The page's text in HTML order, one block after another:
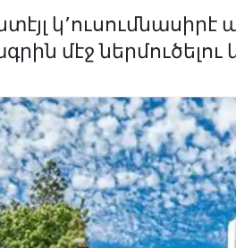
մէջ ներմուծելու